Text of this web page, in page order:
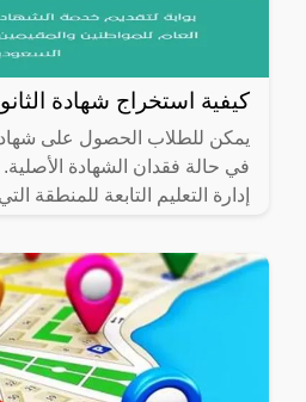
كيفية استخراج شهادة
يمكن للطلاب الحصول على شهادة
في حالة فقدان الشهادة الأصلية.
إدارة التعليم التابعة للمنطقة